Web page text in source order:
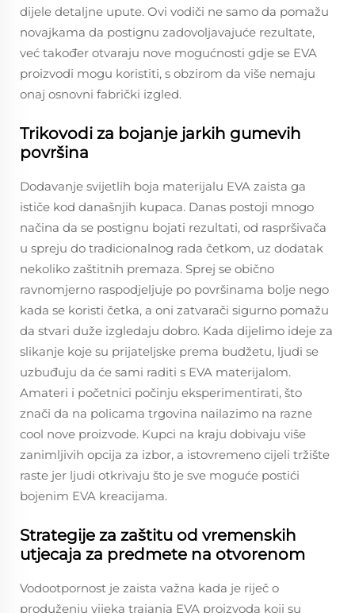
dijele detaljne upute. Ovi vodiči ne samo da pomažu
novajkama da postignu zadovoljavajuće rezultate,
već također otvaraju nove mogućnosti gdje se EVA
proizvodi mogu koristiti, s obzirom da više nemaju
onaj osnovni fabrički izgled.
Trikovodi za bojanje jarkih gumevih
površina
Dodavanje svijetlih boja materijalu EVA zaista ga
ističe kod današnjih kupaca. Danas postoji mnogo
načina da se postignu bojati rezultati, od raspršivača
u spreju do tradicionalnog rada četkom, uz dodatak
nekoliko zaštitnih premaza. Sprej se obično
ravnomjerno raspodjeljuje po površinama bolje nego
kada se koristi četka, a oni zatvarači sigurno pomažu
da stvari duže izgledaju dobro. Kada dijelimo ideje za
slikanje koje su prijateljske prema budžetu, ljudi se
uzbuđuju da će sami raditi s EVA materijalom.
Amateri i početnici počinju eksperimentirati, što
znači da na policama trgovina nailazimo na razne
cool nove proizvode. Kupci na kraju dobivaju više
zanimljivih opcija za izbor, a istovremeno cijeli tržište
raste jer ljudi otkrivaju što je sve moguće postići
bojenim EVA kreacijama.
Strategije za zaštitu od vremenskih
utjecaja za predmete na otvorenom
Vodootpornost je zaista važna kada je riječ o
produženju vijeka trajanja EVA proizvoda koji su